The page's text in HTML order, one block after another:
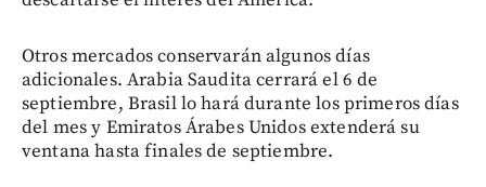
Otros mercados conservarán algunos días
adicionales. Arabia Saudita cerrará el 6 de
septiembre, Brasil lo hará durante los primeros días
del mes y Emiratos Árabes Unidos extenderá su
ventana hasta finales de septiembre.